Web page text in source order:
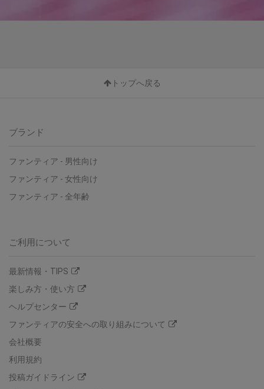
トップへ戻る
ブランド
ファンティア - 男性向け
ファンティア - 女性向け
ファンティア - 全年齢
ご利用について
最新情報・TIPS
楽しみ方・使い方
ヘルプセンター
ファンティアの安全への取り組みについて
会社概要
利用規約
投稿ガイドライン